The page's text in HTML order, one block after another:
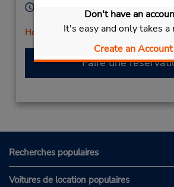
Don't have an
It's easy and only takes a
Create an Account
Sun - Thu 8:00 AM - 5:00 PM; Fri
Holiday Hours
Faire une
Recherches populaires
Voitures de location populaires